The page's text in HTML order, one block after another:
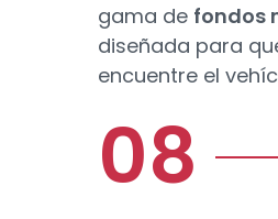
gama de fondos
diseñada para
encuentre el